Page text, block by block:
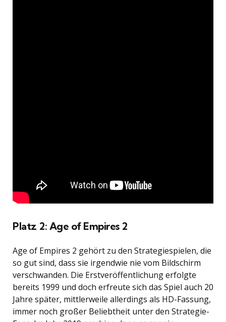
Platz 2: Age of Empires 2
Age of Empires 2 gehört zu den Strategiespielen, die
so gut sind, dass sie irgendwie nie vom Bildschirm
verschwanden. Die Erstveröffentlichung erfolgte
bereits 1999 und doch erfreute sich das Spiel auch 20
Jahre später, mittlerweile allerdings als HD-Fassung,
immer noch großer Beliebtheit unter den Strategie-